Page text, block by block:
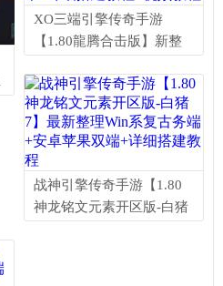
XO三端引擎传奇手游
【1.80龍腾合击版】新整
苹果+详细搭建教程+视频
教程
战神引擎传奇手游【1.80
神龙铭文元素开区版-白猪